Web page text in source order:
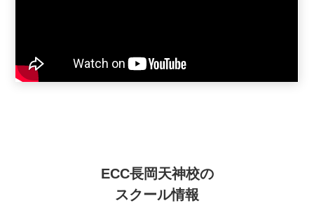
ECC長岡天神校の
スクール情報